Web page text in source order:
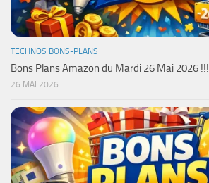
TECHNOS BONS-PLANS
Bons Plans Amazon du Mardi 26 Mai 2026 !!!
26 MAI 2026